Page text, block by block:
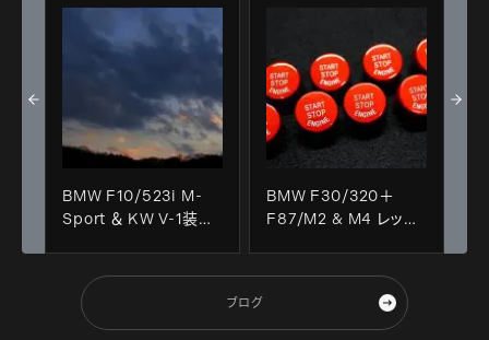
BMW F10/523i M-
Sport ＆ KW V-1装
BMW F30/320＋
F87/M2 & M4 レッド
ブログ